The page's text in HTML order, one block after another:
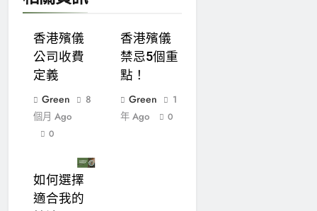
香港殯儀
公司收費
定義
Green
8
個月 Ago
0
香港殯儀
禁忌5個重
點！
Green
1
年 Ago
0
如何選擇
適合我的